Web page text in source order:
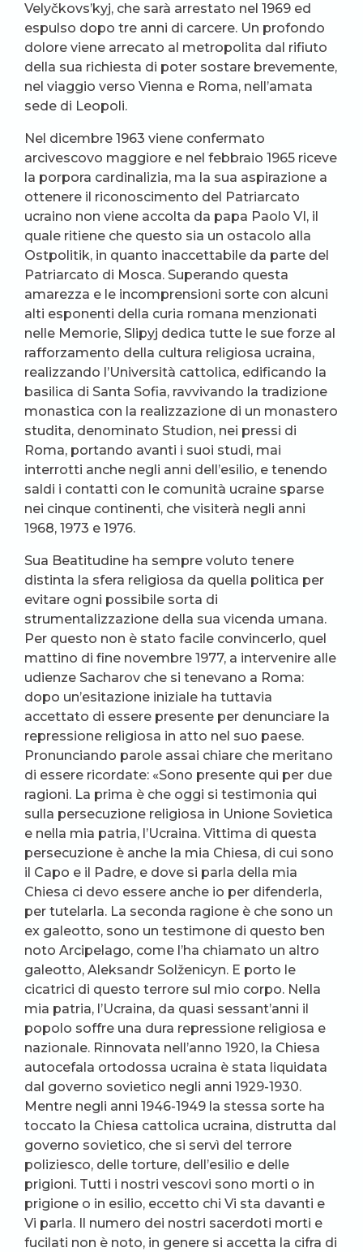
Velyčkovs’kyj, che sarà arrestato nel 1969 ed
espulso dopo tre anni di carcere. Un profondo
dolore viene arrecato al metropolita dal rifiuto
della sua richiesta di poter sostare brevemente,
nel viaggio verso Vienna e Roma, nell’amata
sede di Leopoli.
Nel dicembre 1963 viene confermato
arcivescovo maggiore e nel febbraio 1965 riceve
la porpora cardinalizia, ma la sua aspirazione a
ottenere il riconoscimento del Patriarcato
ucraino non viene accolta da papa Paolo VI, il
quale ritiene che questo sia un ostacolo alla
Ostpolitik, in quanto inaccettabile da parte del
Patriarcato di Mosca. Superando questa
amarezza e le incomprensioni sorte con alcuni
alti esponenti della curia romana menzionati
nelle Memorie, Slipyj dedica tutte le sue forze al
rafforzamento della cultura religiosa ucraina,
realizzando l’Università cattolica, edificando la
basilica di Santa Sofia, ravvivando la tradizione
monastica con la realizzazione di un monastero
studita, denominato Studion, nei pressi di
Roma, portando avanti i suoi studi, mai
interrotti anche negli anni dell’esilio, e tenendo
saldi i contatti con le comunità ucraine sparse
nei cinque continenti, che visiterà negli anni
1968, 1973 e 1976.
Sua Beatitudine ha sempre voluto tenere
distinta la sfera religiosa da quella politica per
evitare ogni possibile sorta di
strumentalizzazione della sua vicenda umana.
Per questo non è stato facile convincerlo, quel
mattino di fine novembre 1977, a intervenire alle
udienze Sacharov che si tenevano a Roma:
dopo un’esitazione iniziale ha tuttavia
accettato di essere presente per denunciare la
repressione religiosa in atto nel suo paese.
Pronunciando parole assai chiare che meritano
di essere ricordate: «Sono presente qui per due
ragioni. La prima è che oggi si testimonia qui
sulla persecuzione religiosa in Unione Sovietica
e nella mia patria, l’Ucraina. Vittima di questa
persecuzione è anche la mia Chiesa, di cui sono
il Capo e il Padre, e dove si parla della mia
Chiesa ci devo essere anche io per difenderla,
per tutelarla. La seconda ragione è che sono un
ex galeotto, sono un testimone di questo ben
noto Arcipelago, come l’ha chiamato un altro
galeotto, Aleksandr Solženicyn. E porto le
cicatrici di questo terrore sul mio corpo. Nella
mia patria, l’Ucraina, da quasi sessant’anni il
popolo soffre una dura repressione religiosa e
nazionale. Rinnovata nell’anno 1920, la Chiesa
autocefala ortodossa ucraina è stata liquidata
dal governo sovietico negli anni 1929-1930.
Mentre negli anni 1946-1949 la stessa sorte ha
toccato la Chiesa cattolica ucraina, distrutta dal
governo sovietico, che si servì del terrore
poliziesco, delle torture, dell’esilio e delle
prigioni. Tutti i nostri vescovi sono morti o in
prigione o in esilio, eccetto chi Vi sta davanti e
Vi parla. Il numero dei nostri sacerdoti morti e
fucilati non è noto, in genere si accetta la cifra di